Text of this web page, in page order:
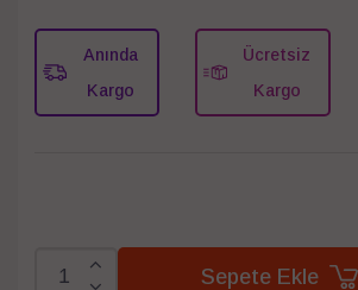
Anında
Kargo
Ücretsiz
Kargo
Sepete Ekle